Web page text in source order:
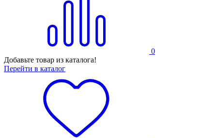
0
Добавьте товар из каталога!
Перейти в каталог